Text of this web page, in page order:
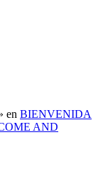
en BIENVENIDA
AND